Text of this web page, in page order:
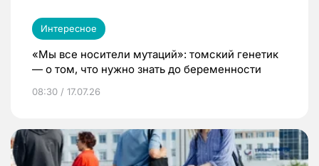
Интересное
«Мы все носители мутаций»: томский генетик
— о том, что нужно знать до беременности
08:30 / 17.07.26